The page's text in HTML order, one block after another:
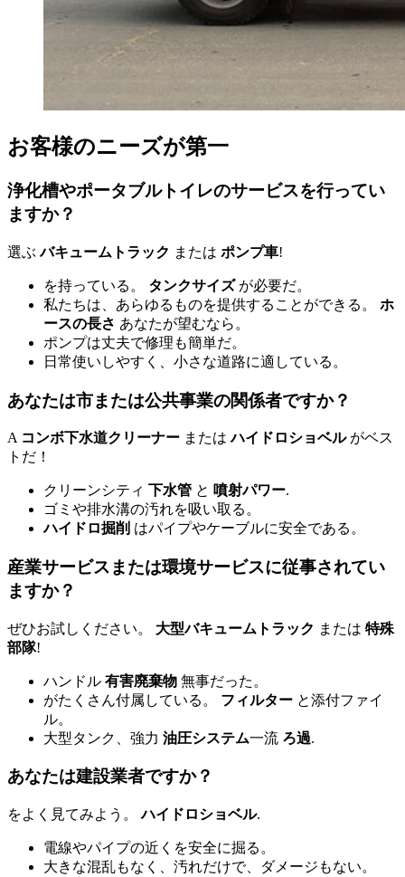
お客様のニーズが第一
浄化槽やポータブルトイレのサービスを行ってい
ますか？
選ぶバキュームトラック または ポンプ車!
を持っている。 タンクサイズが必要だ。
私たちは、あらゆるものを提供することができる。 ホ
ースの長さ あなたが望むなら。
ポンプは丈夫で修理も簡単だ。
日常使いしやすく、小さな道路に適している。
あなたは市または公共事業の関係者ですか？
A コンボ下水道クリーナー またはハイドロショベルがベス
トだ！
クリーンシティ 下水管 と 噴射パワー.
ゴミや排水溝の汚れを吸い取る。
ハイドロ掘削 はパイプやケーブルに安全である。
産業サービスまたは環境サービスに従事されてい
ますか？
ぜひお試しください。 大型バキュームトラック または 特殊
部隊!
ハンドル 有害廃棄物 無事だった。
がたくさん付属している。 フィルター と添付ファイ
ル。
大型タンク、強力 油圧システム一流 ろ過.
あなたは建設業者ですか？
をよく見てみよう。ハイドロショベル.
電線やパイプの近くを安全に掘る。
大きな混乱もなく、汚れだけで、ダメージもない。